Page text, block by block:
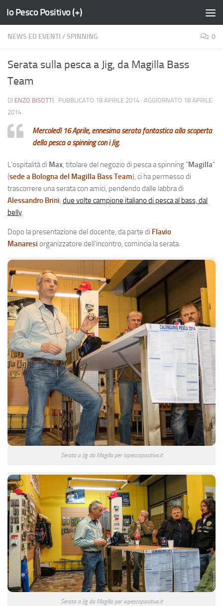
Salta al contenuto
Io Pesco Positivo (+)
NEWS ED EVENTI /SPINNING 0
Serata sulla pesca a Jig, da Magilla Bass
Team
DI ENZO BISOTTI · PUBBLICATO 18 APRILE 2014 · AGGIORNATO 18 APRILE
2014
Mercoledì 16 Aprile, ennesima serata fantastica alla scoperta
della pesca a spinning con i Jig.
L’ospitalità di Max, titolare del negozio di pesca a spinning “Magilla”
(sede a Bologna del Magilla Bass Team), ci ha permesso di
trascorrere una serata con amici, pendendo dalle labbra di
Alessandro Brini, due volte campione italiano di pesca al bass, dal
belly.
Dopo la presentazione del docente, da parte di Flavio
Manaresi organizzatore dell’incontro, comincia la serata.
Serata a Jig da Magilla per iopescopositivo.it
Serata a Jig da Magilla per iopescopositivo.it